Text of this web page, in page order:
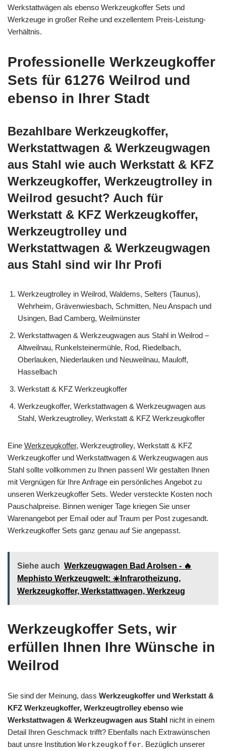
Werkstattwägen als ebenso Werkzeugkoffer Sets und
Werkzeuge in großer Reihe und exzellentem Preis-Leistung-
Verhältnis.
Professionelle Werkzeugkoffer
Sets für 61276 Weilrod und
ebenso in Ihrer Stadt
Bezahlbare Werkzeugkoffer,
Werkstattwagen & Werkzeugwagen
aus Stahl wie auch Werkstatt & KFZ
Werkzeugkoffer, Werkzeugtrolley in
Weilrod gesucht? Auch für
Werkstatt & KFZ Werkzeugkoffer,
Werkzeugtrolley und
Werkstattwagen & Werkzeugwagen
aus Stahl sind wir Ihr Profi
Werkzeugtrolley in Weilrod, Waldems, Selters (Taunus),
Wehrheim, Grävenwiesbach, Schmitten, Neu Anspach und
Usingen, Bad Camberg, Weilmünster
Werkstattwagen & Werkzeugwagen aus Stahl in Weilrod –
Altweilnau, Runkelsteinermühle, Rod, Riedelbach,
Oberlauken, Niederlauken und Neuweilnau, Mauloff,
Hasselbach
Werkstatt & KFZ Werkzeugkoffer
Werkzeugkoffer, Werkstattwagen & Werkzeugwagen aus
Stahl, Werkzeugtrolley, Werkstatt & KFZ Werkzeugkoffer
Eine Werkzeugkoffer, Werkzeugtrolley, Werkstatt & KFZ
Werkzeugkoffer und Werkstattwagen & Werkzeugwagen aus
Stahl sollte vollkommen zu Ihnen passen! Wir gestalten Ihnen
mit Vergnügen für Ihre Anfrage ein persönliches Angebot zu
unseren Werkzeugkoffer Sets. Weder versteckte Kosten noch
Pauschalpreise. Binnen weniger Tage kriegen Sie unser
Warenangebot per Email oder auf Traum per Post zugesandt.
Werkzeugkoffer Sets ganz genau auf Sie angepasst.
Siehe auch Werkzeugwagen Bad Arolsen - 🔥
Mephisto Werkzeugwelt: ☀️Infrarotheizung,
Werkzeugkoffer, Werkstattwagen, Werkzeug
Werkzeugkoffer Sets, wir
erfüllen Ihnen Ihre Wünsche in
Weilrod
Sie sind der Meinung, dass Werkzeugkoffer und Werkstatt &
KFZ Werkzeugkoffer, Werkzeugtrolley ebenso wie
Werkstattwagen & Werkzeugwagen aus Stahl nicht in einem
Detail Ihren Geschmack trifft? Ebenfalls nach Extrawünschen
baut unsre Institution Werkzeugkoffer. Bezüglich unserer